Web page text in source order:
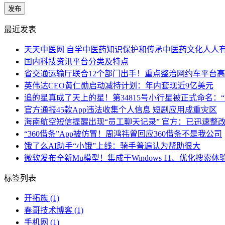
最近发表
天天中医网 自学中医药知识保护和传承中医药文化人人
国内科技资讯平台分类及特点
省交通运输厅联合12个部门出手！重点整治网约车平台
英伟达CEO黄仁勋启动减持计划：年内套现近9亿美元
追的星真成了天上的星！第34815号小行星被正式命名：
官方通报45款App违法收集个人信息 短剧应用成重灾区
海南航空短信提醒出现“员工聊天记录” 官方：已迅速整
“360借条”App被仿冒！周鸿祎曾回应360借条不是我公司
饿了么AI助手“小饿”上线：骑手普遍认为帮助很大
微软发布全新Mu模型！集成于Windows 11、优化搜索体
标签列表
开拓族 (1)
春哥技术博客 (1)
手机网 (1)